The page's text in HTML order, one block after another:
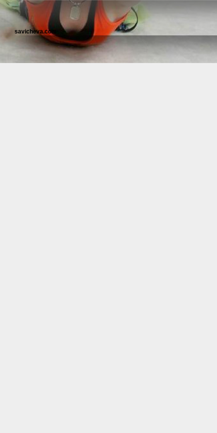
savicheva.com